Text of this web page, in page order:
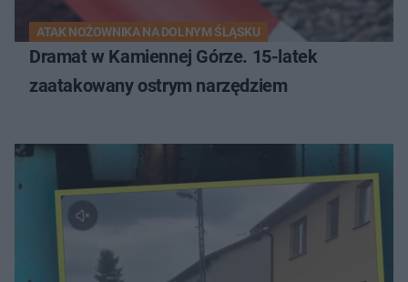
ATAK NOŻOWNIKA NA DOLNYM ŚLĄSKU
Dramat w Kamiennej Górze. 15-latek
zaatakowany ostrym narzędziem